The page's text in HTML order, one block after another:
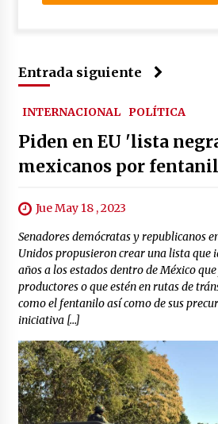
Entrada siguiente
INTERNACIONAL POLÍTICA
Piden en EU 'lista
mexicanos por
Jue May 18 , 2023
Senadores demócratas y republicanos
Unidos propusieron crear una lista que
años a los estados dentro de México
productores o que estén en rutas de
como el fentanilo así como de sus
iniciativa […]